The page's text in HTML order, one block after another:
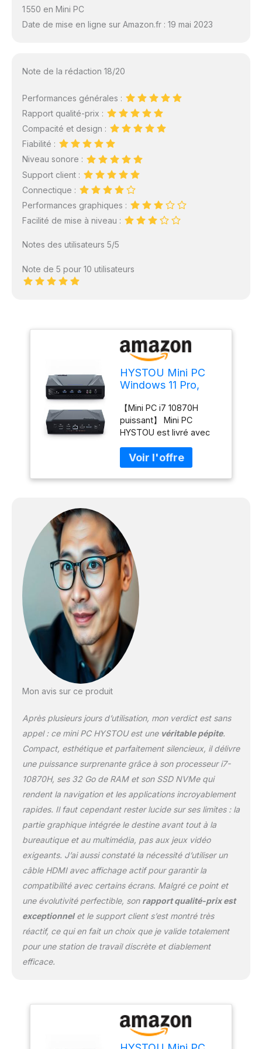
1 550 en Mini PC
Date de mise en ligne sur Amazon.fr : 19 mai 2023
Note de la rédaction 18/20
Performances générales :
Rapport qualité-prix :
Compacité et design :
Fiabilité :
Niveau sonore :
Support client :
Connectique :
Performances graphiques :
Facilité de mise à niveau :
Notes des utilisateurs 5/5
Note de 5 pour 10 utilisateurs
HYSTOU Mini PC
Windows 11 Pro,
10870H (Jusqu'à
5.0GHz) Type C,
32Go DDR4 512Go
NVMe SSD, 4K
Triple Type C,
WiFi6/BT5.2 Micro
Ordinateur de
【Mini PC i7 10870H
puissant】 Mini PC
HYSTOU est livré avec
8C/16T, jusqu'à
5.0GHz)par rapport à i9-
9980HK/AMD Ryzen 7
été conçu par nos
talentueux designers
européens une
technologie pointe, un
ventilateur à faible bruit
efficace dans dissipation
chaleur, économise
beaucoup d'énergie et
fonctionne 24H/jour
dépensé moins 1KWh,
l'utilisation mini pc à
2280】Par rapport à
SSD et HDD, mini PC
HYSTOU utilise deux SSD
M.2.SSD NVME1 prend en
charge M.2 SATA/NVME,
SSD NVME2 ne prend en
charge que NVME.
L'accès lecture et
l'écriture fichiers plus
rapidement que disque
dur, meilleur choix pour
baie disque dur
supplémentaire 2,5
pouces d'une hauteur
7mm. Suffisamment
tout ce que vous voulez,
mini ordinateur
Tpye-C , prend en
charge la transmission
vidéo et de données,
Mon avis sur ce produit
Après plusieurs jours d’utilisation, mon verdict est sans
appel : ce mini PC HYSTOU est une véritable pépite.
Compact, esthétique et parfaitement silencieux, il délivre
une puissance surprenante grâce à son processeur i7-
10870H, ses 32 Go de RAM et son SSD NVMe qui
rendent la navigation et les applications incroyablement
rapides. Il faut cependant rester lucide sur ses limites : la
partie graphique intégrée le destine avant tout à la
bureautique et au multimédia, pas aux jeux vidéo
exigeants. J’ai aussi constaté la nécessité d’utiliser un
câble HDMI avec affichage actif pour garantir la
compatibilité avec certains écrans. Malgré ce point et
une évolutivité perfectible, son rapport qualité-prix est
exceptionnelet le support client s’est montré très
réactif, ce qui en fait un choix que je valide totalement
pour une station de travail discrète et diablement
efficace.